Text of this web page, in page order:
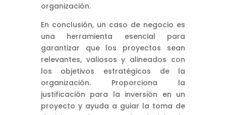
organización.
En conclusión, un caso de negocio es
una herramienta esencial para
garantizar que los proyectos sean
relevantes, valiosos y alineados con
los objetivos estratégicos de la
organización. Proporciona la
justificación para la inversión en un
proyecto y ayuda a guiar la toma de